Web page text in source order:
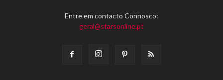
Entre em contacto Connosco:
geral@starsonline.pt